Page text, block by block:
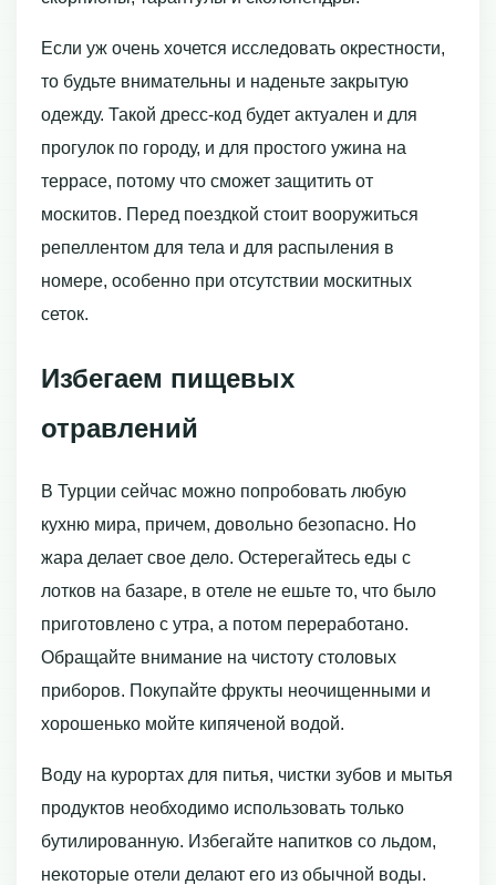
Если уж очень хочется исследовать окрестности,
то будьте внимательны и наденьте закрытую
одежду. Такой дресс-код будет актуален и для
прогулок по городу, и для простого ужина на
террасе, потому что сможет защитить от
москитов. Перед поездкой стоит вооружиться
репеллентом для тела и для распыления в
номере, особенно при отсутствии москитных
сеток.
Избегаем пищевых
отравлений
В Турции сейчас можно попробовать любую
кухню мира, причем, довольно безопасно. Но
жара делает свое дело. Остерегайтесь еды с
лотков на базаре, в отеле не ешьте то, что было
приготовлено с утра, а потом переработано.
Обращайте внимание на чистоту столовых
приборов. Покупайте фрукты неочищенными и
хорошенько мойте кипяченой водой.
Воду на курортах для питья, чистки зубов и мытья
продуктов необходимо использовать только
бутилированную. Избегайте напитков со льдом,
некоторые отели делают его из обычной воды.